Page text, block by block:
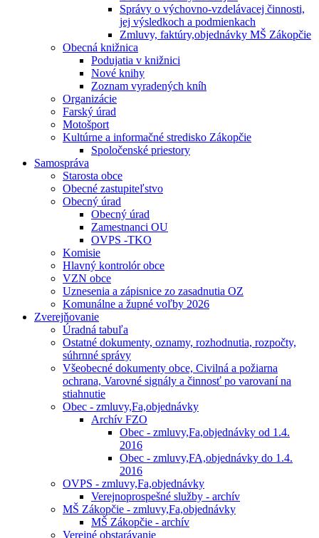
Správy o výchovno-vzdelávacej činnosti,
jej výsledkoch a podmienkach
Zmluvy, faktúry,objednávky MŠ Zákopčie
Obecná knižnica
Podujatia v knižnici
Nové knihy
Zoznam vyradených kníh
Organizácie
Farský úrad
Motošport
Kultúrne a informačné stredisko Zákopčie
Spoločenské priestory
Samospráva
Starosta obce
Obecné zastupiteľstvo
Obecný úrad
Obecný úrad
Zamestnanci OU
OVPS -TKO
Komisie
Hlavný kontrolór obce
VZN obce
Uznesenia a zápisnice zo zasadnutia OZ
Komunálne a župné voľby 2026
Zverejňovanie
Úradná tabuľa
Ostatné dokumenty, oznamy, rozhodnutia, rozpočty,
súhrnné správy
Všeobecné dokumenty obce, Civilná a požiarna
ochrana, Varovné signály a činnosť po varovaní na
stiahnutie
Obec - zmluvy,Fa,objednávky
Archív FZO
Obec - zmluvy,Fa,objednávky od 1.4.
2016
Obec - zmluvy,FA,objednávky do 1.4.
2016
OVPS - zmluvy,Fa,objednávky
Verejnoprospešné služby - archív
MŠ Zákopčie - zmluvy,Fa,objednávky
MŠ Zákopčie - archív
Verejné obstarávanie